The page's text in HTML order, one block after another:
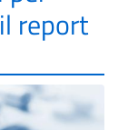
report